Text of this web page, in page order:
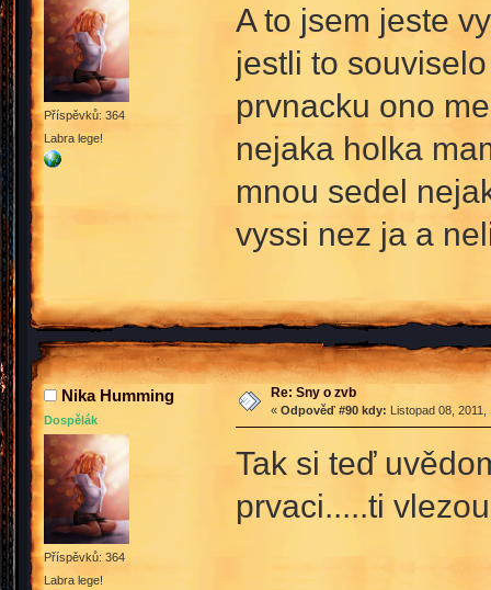
Příspěvků: 364
Labra lege!
A to jsem jeste
jestli to
prvnacku ono
nejaka holka
mnou sedel
vyssi nez ja a
Nika Humming
Dospělák
Příspěvků: 364
Labra lege!
Re: Sny o zvb
« Odpověď #90 kdy: Listopad 08, 2011,
Tak si teď
prvaci.....ti